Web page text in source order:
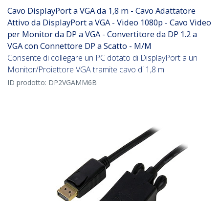
Cavo DisplayPort a VGA da 1,8 m - Cavo Adattatore
Attivo da DisplayPort a VGA - Video 1080p - Cavo Video
per Monitor da DP a VGA - Convertitore da DP 1.2 a
VGA con Connettore DP a Scatto - M/M
Consente di collegare un PC dotato di DisplayPort a un
Monitor/Proiettore VGA tramite cavo di 1,8 m
ID prodotto: DP2VGAMM6B